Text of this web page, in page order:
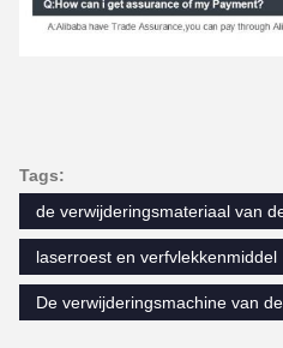
Tags:
de verwijderingsmateriaal van
laserroest en verfvlekkenmiddel
De verwijderingsmachine van